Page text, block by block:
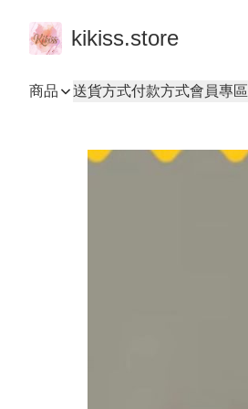
kikiss.store
商品 送貨方式付款方式會員專區